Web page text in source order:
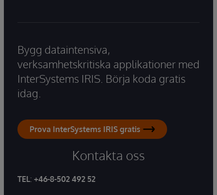
Bygg dataintensiva,
verksamhetskritiska applikationer med
InterSystems IRIS. Börja koda gratis
idag.
Prova InterSystems IRIS gratis
Kontakta oss
TEL: +46-8-502 492 52